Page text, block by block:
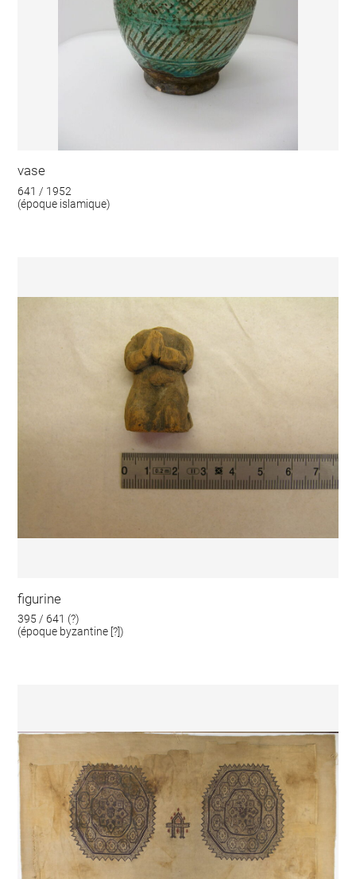
vase
641 / 1952
(époque islamique)
figurine
395 / 641 (?)
(époque byzantine [?])